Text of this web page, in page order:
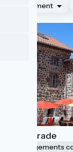
Classement
La Retirade
Hébergements